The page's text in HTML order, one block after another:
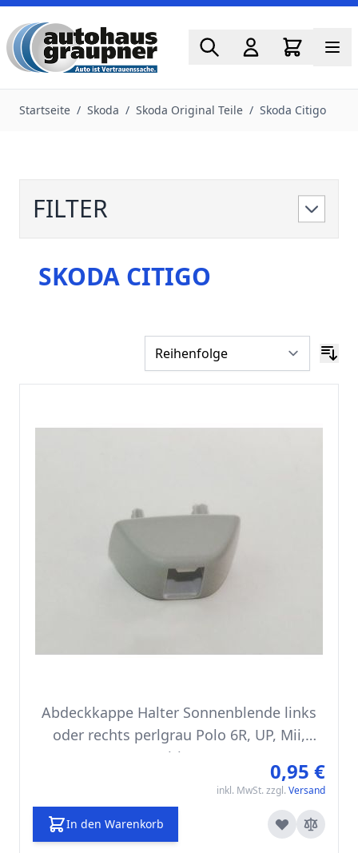
Zum Inhalt springen
Startseite / Skoda / Skoda Original Teile / Skoda Citigo
FILTER
SKODA CITIGO
Abdeckkappe Halter Sonnenblende links
oder rechts perlgrau Polo 6R, UP, Mii,
Citigo
0,95 €
inkl. MwSt. zzgl. Versand
In den Warenkorb